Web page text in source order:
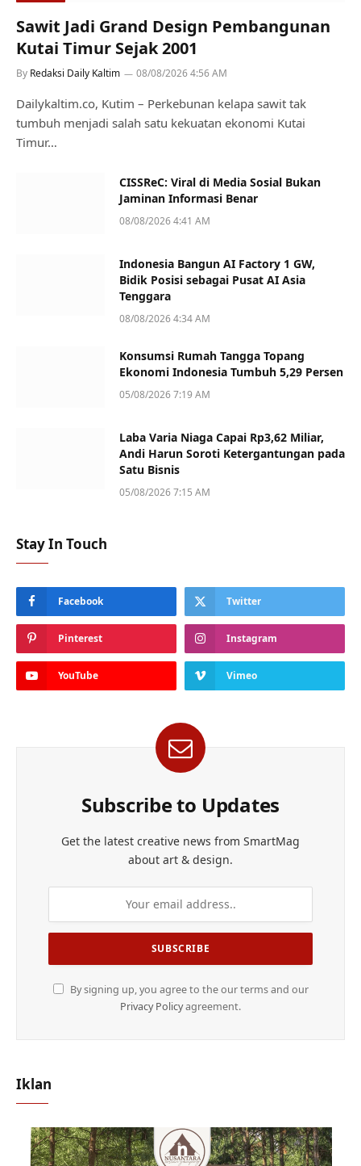
Sawit Jadi Grand Design Pembangunan
Kutai Timur Sejak 2001
By Redaksi Daily Kaltim 08/08/2026 4:56 AM
Dailykaltim.co, Kutim – Perkebunan kelapa sawit tak
tumbuh menjadi salah satu kekuatan ekonomi Kutai
Timur…
CISSReC: Viral di Media Sosial Bukan
Jaminan Informasi Benar
08/08/2026 4:41 AM
Indonesia Bangun AI Factory 1 GW,
Bidik Posisi sebagai Pusat AI Asia
Tenggara
08/08/2026 4:34 AM
Konsumsi Rumah Tangga Topang
Ekonomi Indonesia Tumbuh 5,29 Persen
05/08/2026 7:19 AM
Laba Varia Niaga Capai Rp3,62 Miliar,
Andi Harun Soroti Ketergantungan pada
Satu Bisnis
05/08/2026 7:15 AM
Stay In Touch
Facebook Twitter
Pinterest Instagram
YouTube Vimeo
Subscribe to Updates
Get the latest creative news from SmartMag
about art & design.
By signing up, you agree to the our terms and our
Privacy Policyagreement.
Iklan